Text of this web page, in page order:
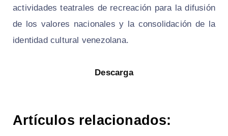
actividades teatrales de recreación para la difusión
de los valores nacionales y la consolidación de la
identidad cultural venezolana.
Descarga
Artículos relacionados: